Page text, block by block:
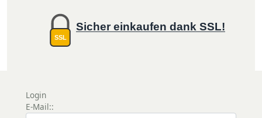
SSL
Sicher einkaufen dank SSL!
Login
E-Mail::